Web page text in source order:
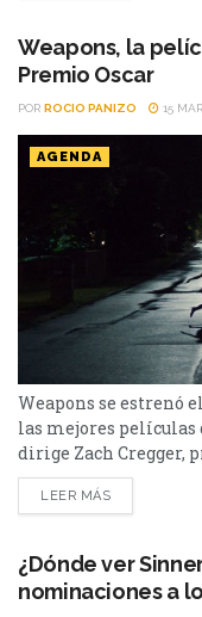
Kang, fue
Weapons, la
Premio Oscar
POR ROCIO PANIZO 15
AGENDA
Weapons se estrenó
las mejores películas
dirige Zach Cregger,
Brolin, Amy Madigan,
desaparición cuenta
alumnos de...
LEER MÁS
¿Dónde ver
nominaciones a